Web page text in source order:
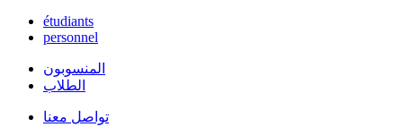
étudiants
personnel
المنسوبون
الطلاب
تواصل معنا